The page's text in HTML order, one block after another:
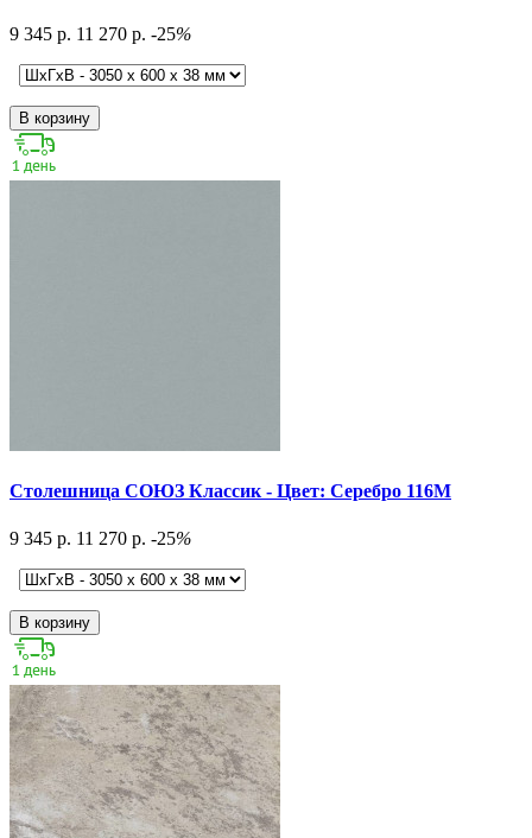
9 345 р. 11 270 р. -25%
В корзину
Столешница СОЮЗ Классик - Цвет: Серебро 116М
9 345 р. 11 270 р. -25%
В корзину